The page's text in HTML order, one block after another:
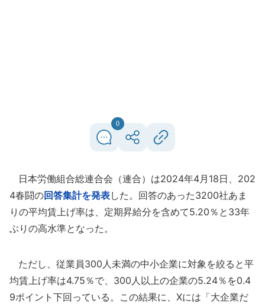
0
日本労働組合総連合会（連合）は2024年4月18日、202
4春闘の回答集計を発表した。回答のあった3200社あま
りの平均賃上げ率は、定期昇給分を含めて5.20％と33年
ぶりの高水準となった。
ただし、従業員300人未満の中小企業に対象を絞ると平
均賃上げ率は4.75％で、300人以上の企業の5.24％を0.4
9ポイント下回っている。この結果に、Xには「大企業だ